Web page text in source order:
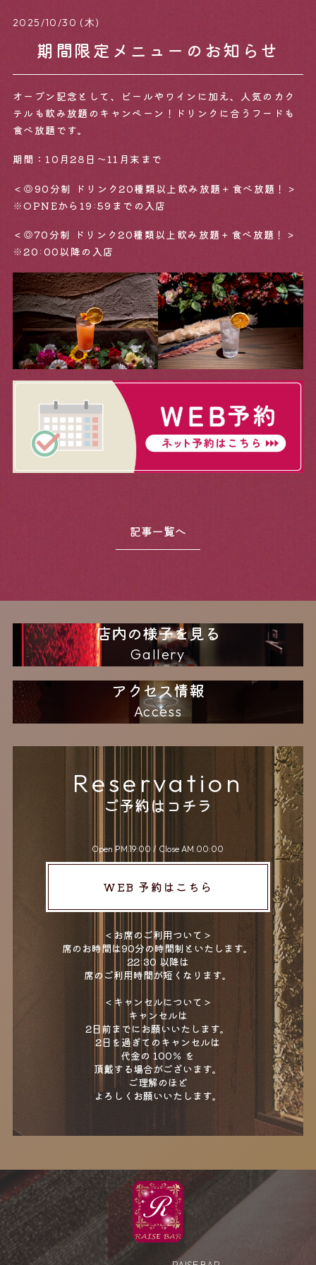
Home
Concept
JA EN KR CN
Reservation
ご予約はコチラ
WEB 予約はこちら
席のご利用時間が短くなります。
＜キャンセルについて＞
キャンセルは
2日を過ぎてのキャンセルは
代金の 100％ を
頂戴する場合がございます。
2025/10/30 (木)
期間限定メニューのお知らせ
オープン記念として、ビールやワインに加え、人気のカク
テルも飲み放題のキャンペーン！ドリンクに合うフードも
食べ放題です。
期間：10月28日〜11月末まで
＜◎90分制 ドリンク20種類以上飲み放題＋食べ放題！＞
※OPNEから19:59までの入店
＜◎70分制 ドリンク20種類以上飲み放題＋食べ放題！＞
※20:00以降の入店
記事一覧へ
店内の様子を見る
Gallery
アクセス情報
Access
Reservation
ご予約はコチラ
Open PM.19:00 / Close AM.00:00
WEB 予約はこちら
＜お席のご利用ついて＞
席のお時間は90分の時間制といたします。
22:30 以降は
席のご利用時間が短くなります。
＜キャンセルについて＞
キャンセルは
2日前までにお願いいたします。
2日を過ぎてのキャンセルは
代金の 100％ を
頂戴する場合がございます。
ご理解のほど
よろしくお願いいたします。